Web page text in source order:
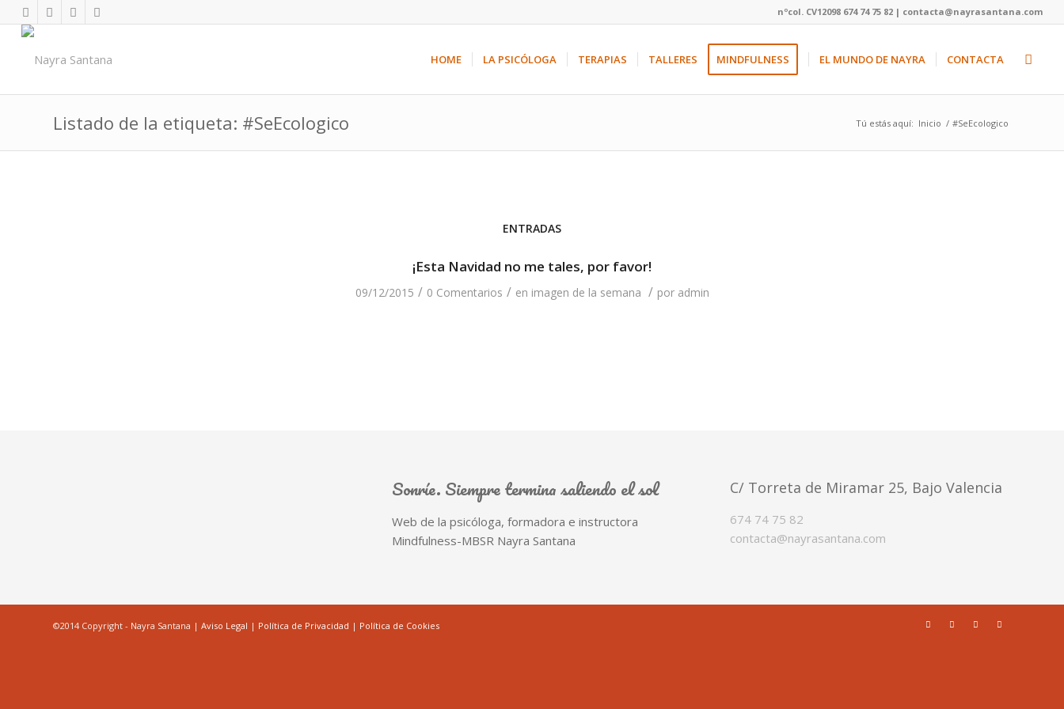
nºcol. CV12098 674 74 75 82 | contacta@nayrasantana.com
HOME LA PSICÓLOGA TERAPIAS TALLERES MINDFULNESS EL MUNDO DE NAYRA CONTACTA
Listado de la etiqueta: #SeEcologico Tú estás aquí: Inicio / #SeEcologico
ENTRADAS
¡Esta Navidad no me tales, por favor!
09/12/2015 / 0 Comentarios / en imagen de la semana / por admin
Sonríe. Siempre termina saliendo el sol
Web de la psicóloga, formadora e instructora
Mindfulness-MBSR Nayra Santana
C/ Torreta de Miramar 25, Bajo Valencia
674 74 75 82
contacta@nayrasantana.com
©2014 Copyright - Nayra Santana | Aviso Legal | Política de Privacidad | Política de Cookies